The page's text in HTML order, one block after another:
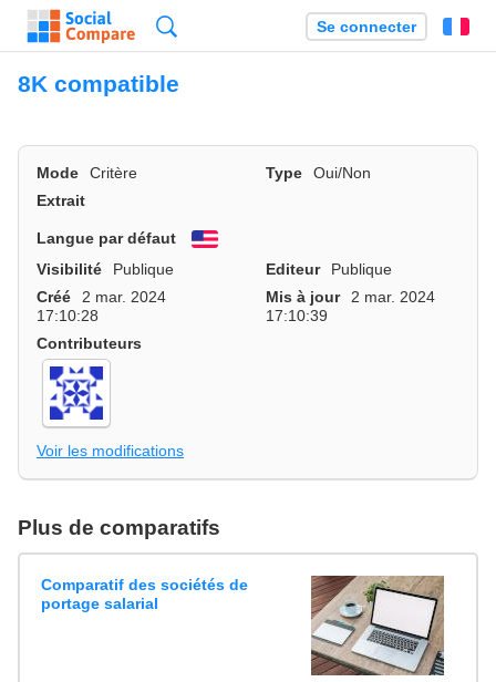
Se connecter
8K compatible
Mode Critère Type
Oui/Non
Extrait
Langue par défaut
English
Visibilité
Publique Editeur
Publique
Créé
2 mar. 2024
17:10:28
Mis à jour
2 mar. 2024
17:10:39
Contributeurs
Voir les modifications
Plus de comparatifs
Comparatif des sociétés de
portage salarial